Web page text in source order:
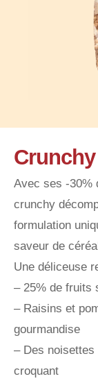
Avec ses -30%
crunchy
formulation
saveur de
Une déliceuse
– 25% de fruits
– Raisins et
gourmandise
– Des
croquant